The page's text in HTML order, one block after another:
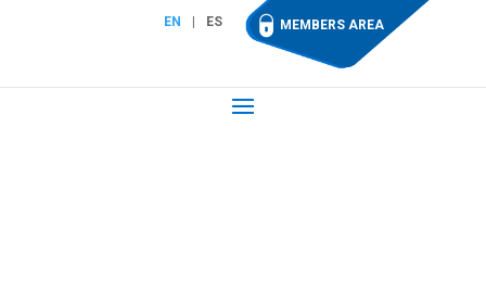
EN ES MEMBERS AREA